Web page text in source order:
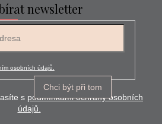
newsletter
osobních údajů.
Chci být při tom
s podmínkami ochrany osobních
údajů.